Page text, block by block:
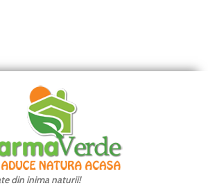
din inima naturii!